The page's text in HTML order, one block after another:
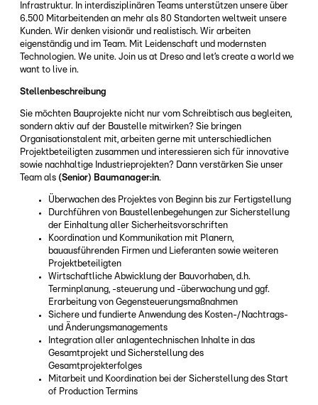
Infrastruktur. In interdisziplinären Teams unterstützen unsere über
6.500 Mitarbeitenden an mehr als 80 Standorten weltweit unsere
Kunden. Wir denken visionär und realistisch. Wir arbeiten
eigenständig und im Team. Mit Leidenschaft und modernsten
Technologien. We unite. Join us at Dreso and let’s create a world we
want to live in.
Stellenbeschreibung
Sie möchten Bauprojekte nicht nur vom Schreibtisch aus begleiten,
sondern aktiv auf der Baustelle mitwirken? Sie bringen
Organisationstalent mit, arbeiten gerne mit unterschiedlichen
Projektbeteiligten zusammen und interessieren sich für innovative
sowie nachhaltige Industrieprojekten? Dann verstärken Sie unser
Team als (Senior) Baumanager:in.
Überwachen des Projektes von Beginn bis zur Fertigstellung
Durchführen von Baustellenbegehungen zur Sicherstellung
der Einhaltung aller Sicherheitsvorschriften
Koordination und Kommunikation mit Planern,
bauausführenden Firmen und Lieferanten sowie weiteren
Projektbeteiligten
Wirtschaftliche Abwicklung der Bauvorhaben, d.h.
Terminplanung, -steuerung und -überwachung und ggf.
Erarbeitung von Gegensteuerungsmaßnahmen
Sichere und fundierte Anwendung des Kosten-/Nachtrags-
und Änderungsmanagements
Integration aller anlagentechnischen Inhalte in das
Gesamtprojekt und Sicherstellung des
Gesamtprojekterfolges
Mitarbeit und Koordination bei der Sicherstellung des Start
of Production Termins